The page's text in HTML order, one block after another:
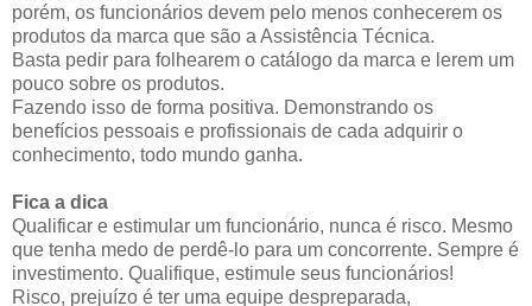
porém, os funcionários devem pelo menos conhecerem os
produtos da marca que são a Assistência Técnica.
Basta pedir para folhearem o catálogo da marca e lerem um
pouco sobre os produtos.
Fazendo isso de forma positiva. Demonstrando os
benefícios pessoais e profissionais de cada adquirir o
conhecimento, todo mundo ganha.
Fica a dica
Qualificar e estimular um funcionário, nunca é risco. Mesmo
que tenha medo de perdê-lo para um concorrente. Sempre é
investimento. Qualifique, estimule seus funcionários!
Risco, prejuízo é ter uma equipe despreparada,